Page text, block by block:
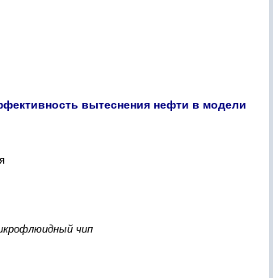
вытеснения нефти в модели
чип